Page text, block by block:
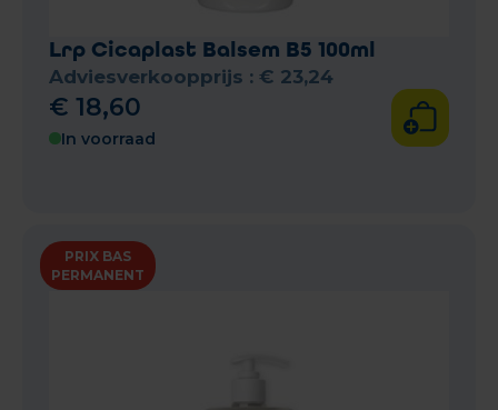
Lrp Cicaplast Balsem B5 100ml
Adviesverkoopprijs : € 23,24
€ 18,60
In voorraad
PRIX BAS
PERMANENT